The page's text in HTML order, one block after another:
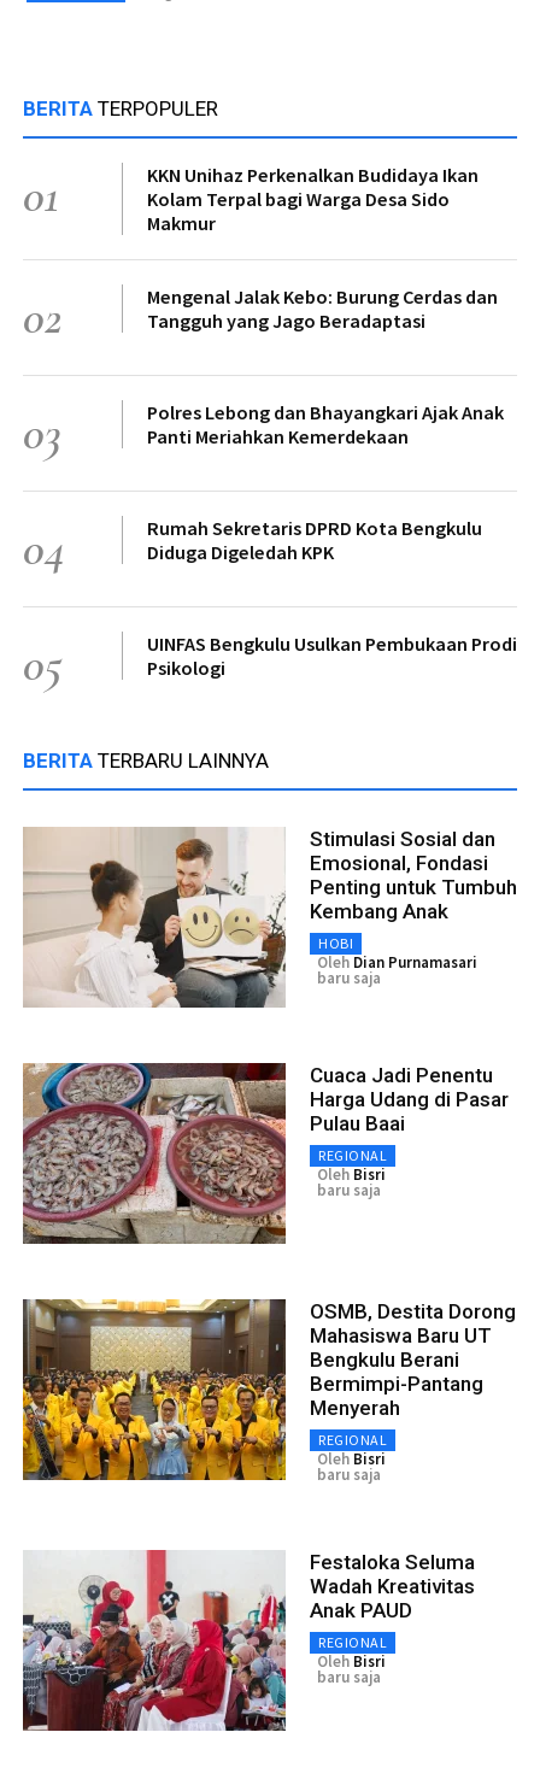
BERITA TERPOPULER
01
KKN Unihaz Perkenalkan Budidaya Ikan
Kolam Terpal bagi Warga Desa Sido
Makmur
02
Mengenal Jalak Kebo: Burung Cerdas dan
Tangguh yang Jago Beradaptasi
03
Polres Lebong dan Bhayangkari Ajak Anak
Panti Meriahkan Kemerdekaan
04
Rumah Sekretaris DPRD Kota Bengkulu
Diduga Digeledah KPK
05
UINFAS Bengkulu Usulkan Pembukaan Prodi
Psikologi
BERITA TERBARU LAINNYA
Stimulasi Sosial dan
Emosional, Fondasi
Penting untuk Tumbuh
Kembang Anak
HOBI
Oleh Dian Purnamasari
baru saja
Cuaca Jadi Penentu
Harga Udang di Pasar
Pulau Baai
REGIONAL
Oleh Bisri
baru saja
OSMB, Destita Dorong
Mahasiswa Baru UT
Bengkulu Berani
Bermimpi-Pantang
Menyerah
REGIONAL
Oleh Bisri
baru saja
Festaloka Seluma
Wadah Kreativitas
Anak PAUD
REGIONAL
Oleh Bisri
baru saja